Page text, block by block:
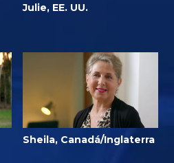
Julie, EE. UU.
Sheila, Canadá/Inglaterra